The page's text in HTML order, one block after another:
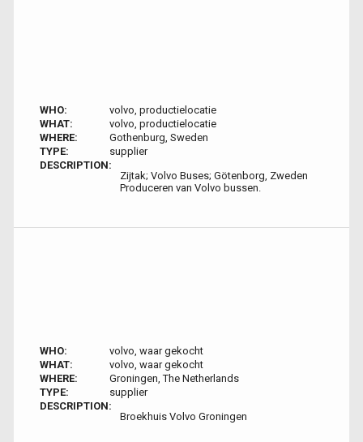
WHO:
volvo, productielocatie
WHAT:
volvo, productielocatie
WHERE:
Gothenburg, Sweden
TYPE:
supplier
DESCRIPTION:
Zijtak; Volvo Buses; Götenborg, Zweden
Produceren van Volvo bussen.
WHO:
volvo, waar gekocht
WHAT:
volvo, waar gekocht
WHERE:
Groningen, The Netherlands
TYPE:
supplier
DESCRIPTION:
Broekhuis Volvo Groningen